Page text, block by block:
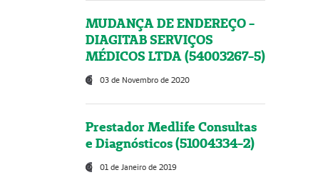
MUDANÇA DE ENDEREÇO -
DIAGITAB SERVIÇOS
MÉDICOS LTDA (54003267-5)
03 de Novembro de 2020
Prestador Medlife Consultas
e Diagnósticos (51004334-2)
01 de Janeiro de 2019